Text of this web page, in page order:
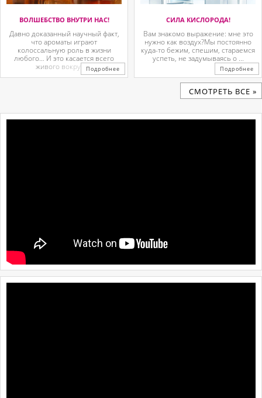
ВОЛШЕБСТВО ВНУТРИ НАС!
Давно доказанный научный факт,
что ароматы играют
колоссальную роль в жизни
любого… И это касается всего
живого вокруг. ...Подробнее
СИЛА КИСЛОРОДА!
Вам знакомо выражение: мне это
нужно как воздух?Мы постоянно
куда-то бежим, спешим, стараемся
успеть, не задумываясь о ...
Подробнее
CМОТРЕТЬ ВСЕ »